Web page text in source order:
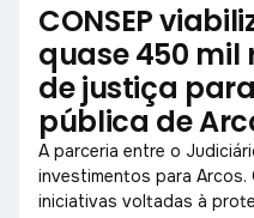
CONSEP
quase 450 mil
de justiça
pública de
A parceria entre o
investimentos para Arcos.
iniciativas voltadas à